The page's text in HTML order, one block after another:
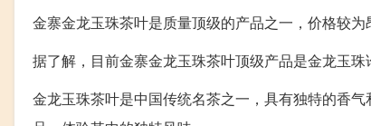
金寨金龙玉珠茶叶是质量顶级的产品之一，价格较为
据了解，目前金寨金龙玉珠茶叶顶级产品是金龙玉
金龙玉珠茶叶是中国传统名茶之一，具有独特的香